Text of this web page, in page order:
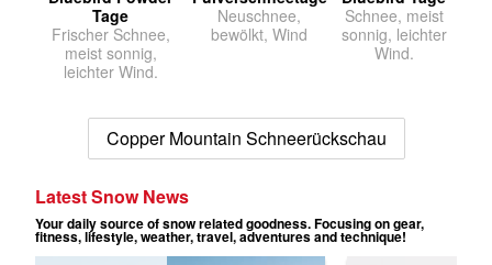
Tage
Frischer Schnee,
meist sonnig,
leichter Wind.
Neuschnee,
bewölkt, Wind
Schnee, meist
sonnig, leichter
Wind.
Copper Mountain Schneerückschau